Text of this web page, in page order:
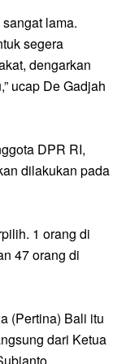
lama.
segera
dengarkan
ucap De Gadjah
DPR RI,
dilakukan pada
1 orang di
47 orang di
(Pertina) Bali itu
dari Ketua